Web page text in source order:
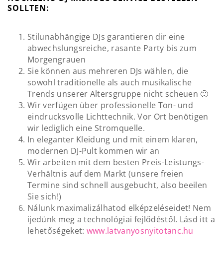
SOLLTEN:
Stilunabhängige DJs garantieren dir eine
abwechslungsreiche, rasante Party bis zum
Morgengrauen
Sie können aus mehreren DJs wählen, die
sowohl traditionelle als auch musikalische
Trends unserer Altersgruppe nicht scheuen 🙂
Wir verfügen über professionelle Ton- und
eindrucksvolle Lichttechnik. Vor Ort benötigen
wir lediglich eine Stromquelle.
In eleganter Kleidung und mit einem klaren,
modernen DJ-Pult kommen wir an
Wir arbeiten mit dem besten Preis-Leistungs-
Verhältnis auf dem Markt (unsere freien
Termine sind schnell ausgebucht, also beeilen
Sie sich!)
Nálunk maximalizálhatod elképzeléseidet! Nem
ijedünk meg a technológiai fejlődéstől. Lásd itt a
lehetőségeket: www.latvanyosnyitotanc.hu